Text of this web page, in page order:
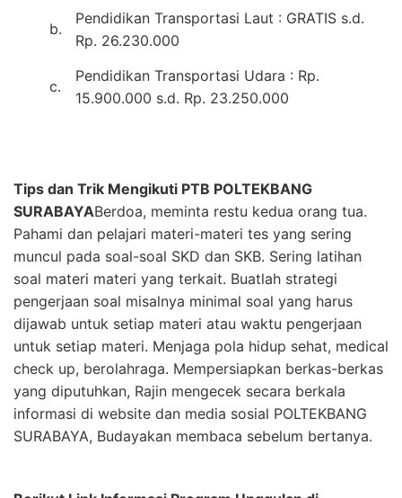
b.
Pendidikan Transportasi Laut : GRATIS s.d.
Rp. 26.230.000
c.
Pendidikan Transportasi Udara : Rp.
15.900.000 s.d. Rp. 23.250.000
Tips dan Trik Mengikuti PTB POLTEKBANG
SURABAYABerdoa, meminta restu kedua orang tua.
Pahami dan pelajari materi-materi tes yang sering
muncul pada soal-soal SKD dan SKB. Sering latihan
soal materi materi yang terkait. Buatlah strategi
pengerjaan soal misalnya minimal soal yang harus
dijawab untuk setiap materi atau waktu pengerjaan
untuk setiap materi. Menjaga pola hidup sehat, medical
check up, berolahraga. Mempersiapkan berkas-berkas
yang diputuhkan, Rajin mengecek secara berkala
informasi di website dan media sosial POLTEKBANG
SURABAYA, Budayakan membaca sebelum bertanya.